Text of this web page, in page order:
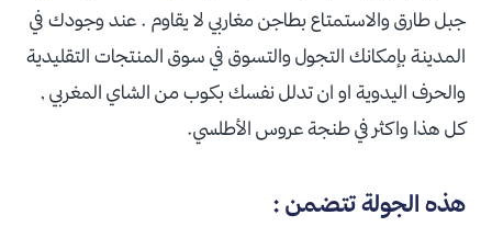
جبل طارق والاستمتاع بطاجن مغاربي لا يقاوم . عند وجودك في
المدينة بإمكانك التجول والتسوق في سوق المنتجات التقليدية
والحرف اليدوية او ان تدلل نفسك بكوب من الشاي المغربي ,
كل هذا واكثر في طنجة عروس الأطلسي.
هذه الجولة تتضمن :